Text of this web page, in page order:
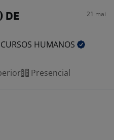
DE
21 mai
HUMANOS
Presencial